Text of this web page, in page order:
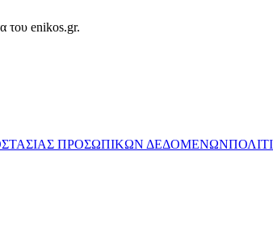
του enikos.gr.
ΠΡΟΣΩΠΙΚΩΝ ΔΕΔΟΜΕΝΩΝ